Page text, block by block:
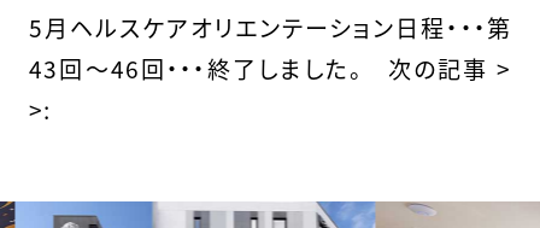
の
投
5月ヘルスケアオリエンテーション日程・・・第
43回〜46回・・・終了しました。
次の記事 >
>: